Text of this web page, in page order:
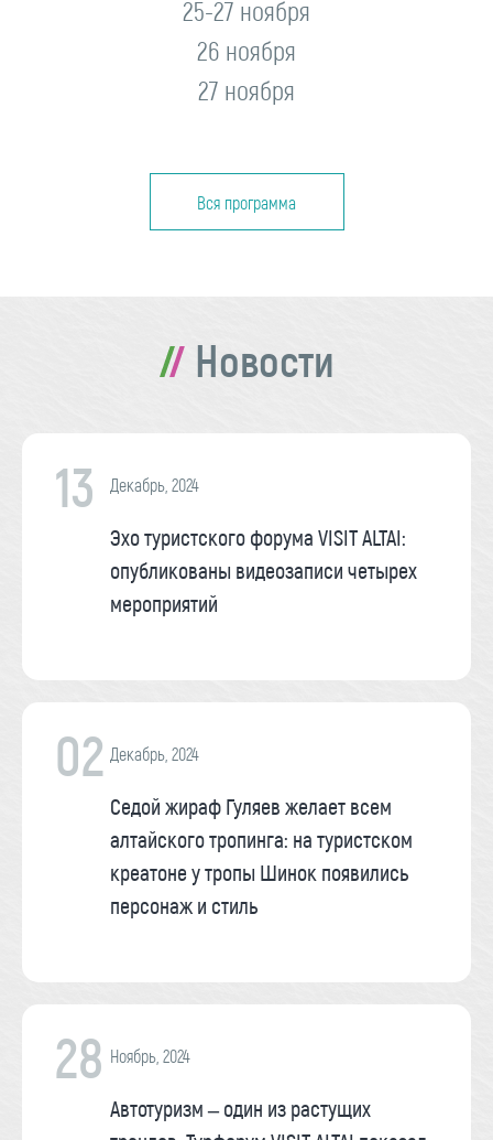
25-27 ноября
26 ноября
27 ноября
Вся программа
Новости
13 Декабрь, 2024
Эхо туристского форума VISIT ALTAI:
опубликованы видеозаписи четырех
мероприятий
02 Декабрь, 2024
Седой жираф Гуляев желает всем
алтайского тропинга: на туристском
креатоне у тропы Шинок появились
персонаж и стиль
28 Ноябрь, 2024
Автотуризм – один из растущих